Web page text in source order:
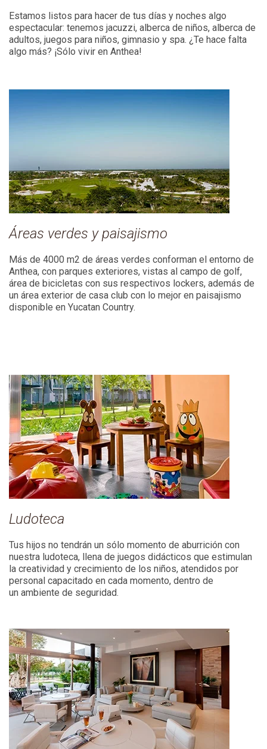
Estamos listos para hacer de tus días y noches algo
espectacular: tenemos jacuzzi, alberca de niños, alberca de
adultos, juegos para niños, gimnasio y spa. ¿Te hace falta
algo más? ¡Sólo vivir en Anthea!
Áreas verdes y paisajismo
Más de 4000 m2 de áreas verdes conforman el entorno de
Anthea, con parques exteriores, vistas al campo de golf,
área de bicicletas con sus respectivos lockers, además de
un área exterior de casa club con lo mejor en paisajismo
disponible en Yucatan Country.
Ludoteca
Tus hijos no tendrán un sólo momento de aburrición con
nuestra ludoteca, llena de juegos didácticos que estimulan
la creatividad y crecimiento de los niños, atendidos por
personal capacitado en cada momento, dentro de
un ambiente de seguridad.